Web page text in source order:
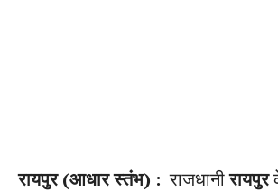
रायपुर (आधार स्तंभ) :राजधानीरायपुर